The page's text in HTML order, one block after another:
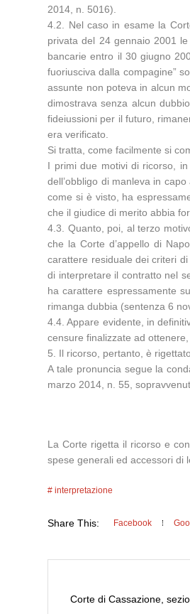
2014, n. 5016).
4.2. Nel caso in esame la
privata del 24 gennaio 2001
bancarie entro il 30 giugno
fuoriusciva dalla compagine”
assunte non poteva in alcun
dimostrava senza alcun
fideiussioni per il futuro,
era verificato.
Si tratta, come facilmente si
I primi due motivi di ricorso,
dell’obbligo di manleva in
come si è visto, ha
che il giudice di merito abbia
4.3. Quanto, poi, al terzo
che la Corte d’appello di
carattere residuale dei criteri
di interpretare il contratto nel
ha carattere espressamente
rimanga dubbia (sentenza 6
4.4. Appare evidente, in
censure finalizzate ad
5. Il ricorso, pertanto, è rigettato.
A tale pronuncia segue la
marzo 2014, n. 55,
La Corte rigetta il ricorso e
spese generali ed accessori di
interpretazione
Share This: Facebook
Corte di Cassazione,